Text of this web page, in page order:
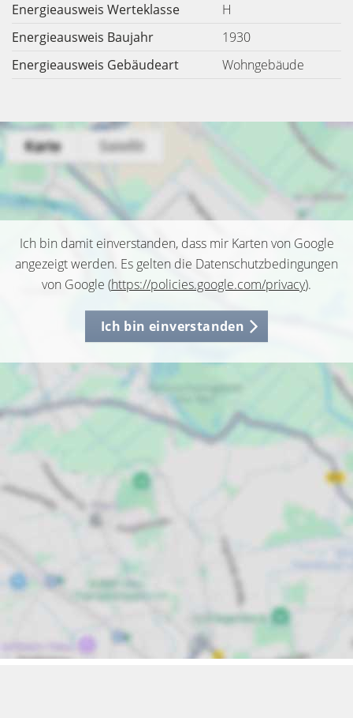
Energieausweis Werteklasse
H
Energieausweis Baujahr
1930
Energieausweis Gebäudeart
Wohngebäude
Ich bin damit einverstanden, dass mir Karten von Google
angezeigt werden. Es gelten die Datenschutzbedingungen
von Google (https://policies.google.com/privacy).
Ich bin einverstanden